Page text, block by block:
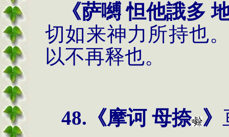
《萨嚩 怛他誐多
切如来神力所持也
以不再释也。
48. 《摩诃 母捺 》